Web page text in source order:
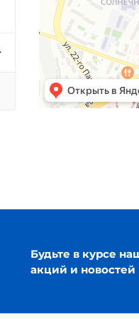
Будьте в курсе
акций и новостей